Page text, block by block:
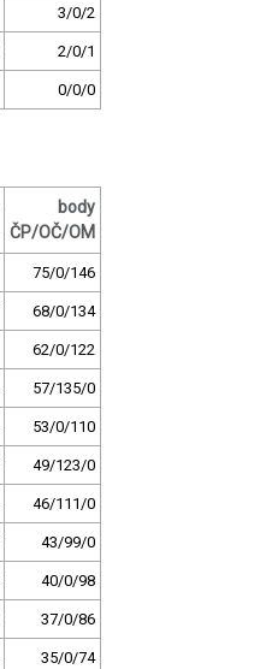
3/0/2
2/0/1
0/0/0
body
ČP/OČ/OM
75/0/146
68/0/134
62/0/122
57/135/0
53/0/110
49/123/0
46/111/0
43/99/0
40/0/98
37/0/86
35/0/74